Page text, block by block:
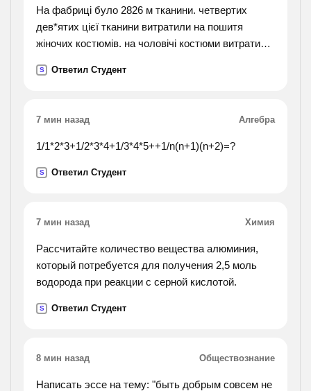
истечении этого срока?).
На фабриці було 2826 м тканини. четвертих
дев*ятих цієї тканини витратили на пошитя
жіночих костюмів. на чоловічі костюми витратили
жіночі костюми. скільки тканини пішло на
S Ответил Студент
7 мин назад Алгебра
1/1*2*3+1/2*3*4+1/3*4*5++1/n(n+1)(n+2)=?
S Ответил Студент
7 мин назад Химия
Рассчитайте количество вещества алюминия,
который потребуется для получения 2,5 моль
водорода при реакции с серной кислотой.
S Ответил Студент
8 мин назад Обществознание
Написать эссе на тему: "быть добрым совсем не